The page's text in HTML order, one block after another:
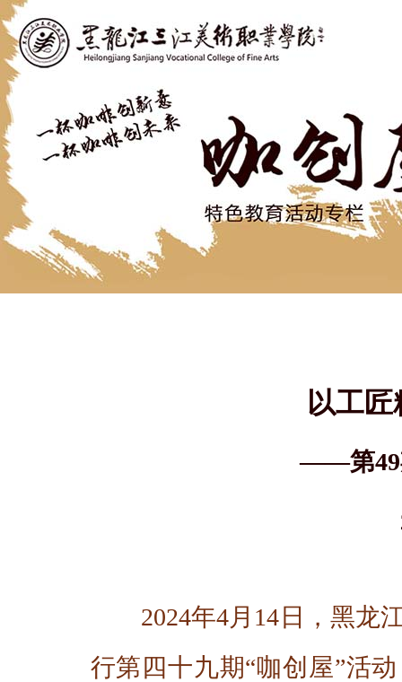
以工匠
——第49
2024年4月14日，黑龙
行第四十九期“咖创屋”活